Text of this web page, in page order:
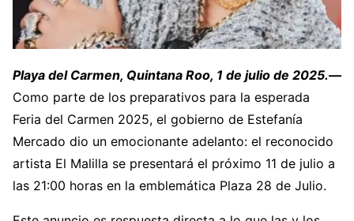
Playa del Carmen, Quintana Roo, 1 de julio de 2025.—
Como parte de los preparativos para la esperada
Feria del Carmen 2025, el gobierno de Estefanía
Mercado dio un emocionante adelanto: el reconocido
artista El Malilla se presentará el próximo 11 de julio a
las 21:00 horas en la emblemática Plaza 28 de Julio.